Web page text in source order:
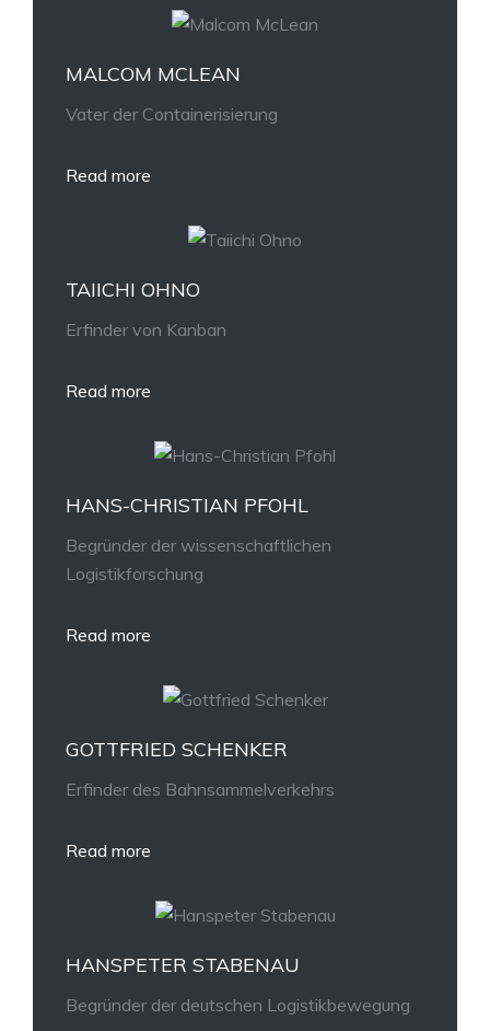
MALCOM MCLEAN
Vater der Containerisierung
Read more
TAIICHI OHNO
Erfinder von Kanban
Read more
HANS-CHRISTIAN PFOHL
Begründer der wissenschaftlichen
Logistikforschung
Read more
GOTTFRIED SCHENKER
Erfinder des Bahnsammelverkehrs
Read more
HANSPETER STABENAU
Begründer der deutschen Logistikbewegung